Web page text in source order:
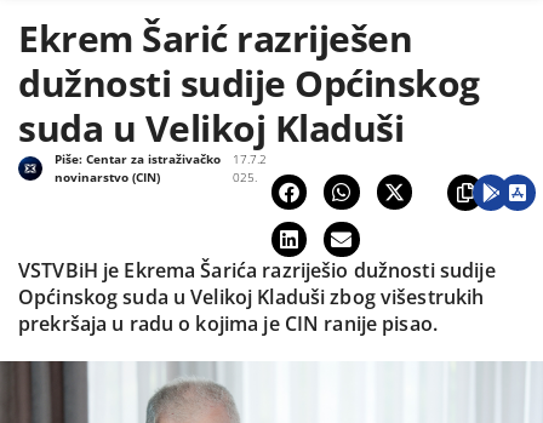
Ekrem Šarić razriješen
dužnosti sudije Općinskog
suda u Velikoj Kladuši
17.7.2
025.
Piše:Centar za istraživačko
novinarstvo (CIN)
VSTVBiH je Ekrema Šarića razriješio dužnosti sudije
Općinskog suda u Velikoj Kladuši zbog višestrukih
prekršaja u radu o kojima je CIN ranije pisao.